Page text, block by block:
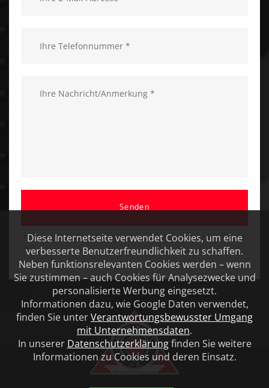
Senden
* Bitte füllen Sie alle mit einem Stern markierten Felder
aus
Diese Internetseite verwendet Cookies, um eine
verbesserte Benutzerfreundlichkeit zu schaffen.
Neben funktionsrelevanten Cookies werden – wenn
Sie zustimmen – auch Cookies für Analysezwecke und
personalisierte Werbung eingesetzt.
Informationen dazu, wie Google Daten verwendet,
finden Sie unterVerantwortungsbewusster Umgang
mit Unternehmensdaten.
In unserer Datenschutzerklärungfinden Sie weitere
Informationen zu Cookies und deren Einsatz.